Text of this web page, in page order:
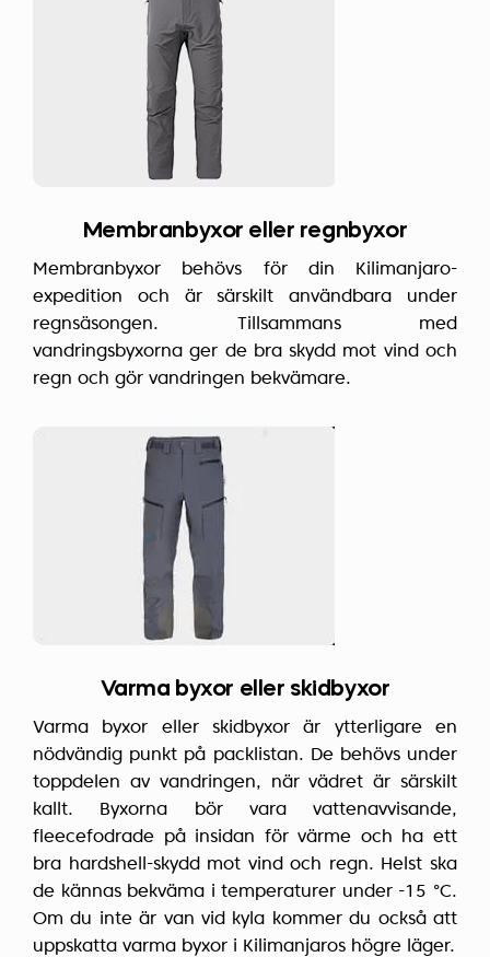
Membranbyxor eller regnbyxor
Membranbyxor behövs för din Kilimanjaro-
expedition och är särskilt användbara under
regnsäsongen. Tillsammans med
vandringsbyxorna ger de bra skydd mot vind och
regn och gör vandringen bekvämare.
Varma byxor eller skidbyxor
Varma byxor eller skidbyxor är ytterligare en
nödvändig punkt på packlistan. De behövs under
toppdelen av vandringen, när vädret är särskilt
kallt. Byxorna bör vara vattenavvisande,
fleecefodrade på insidan för värme och ha ett
bra hardshell-skydd mot vind och regn. Helst ska
de kännas bekväma i temperaturer under -15 °C.
Om du inte är van vid kyla kommer du också att
uppskatta varma byxor i Kilimanjaros högre läger.